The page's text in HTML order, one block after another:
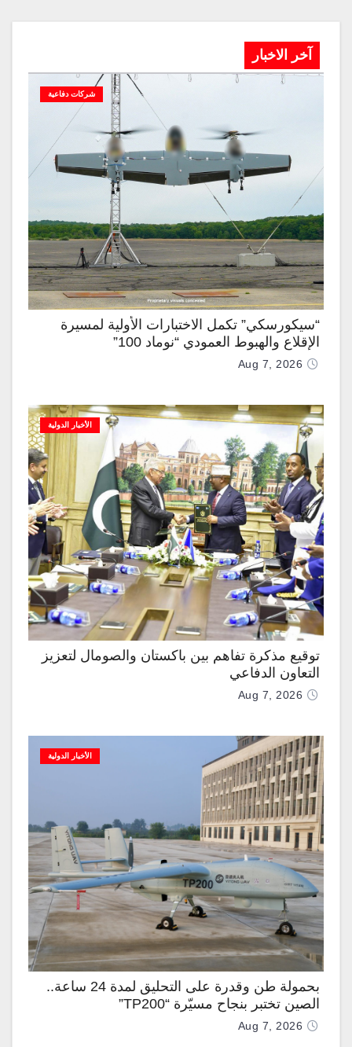
آخر الاخبار
شركات دفاعية
“سيكورسكي” تكمل الاختبارات الأولية لمسيرة
الإقلاع والهبوط العمودي “نوماد 100”
Aug 7, 2026
الأخبار الدولية
توقيع مذكرة تفاهم بين باكستان والصومال لتعزيز
التعاون الدفاعي
Aug 7, 2026
الأخبار الدولية
بحمولة طن وقدرة على التحليق لمدة 24 ساعة..
الصين تختبر بنجاح مسيّرة “TP200”
Aug 7, 2026